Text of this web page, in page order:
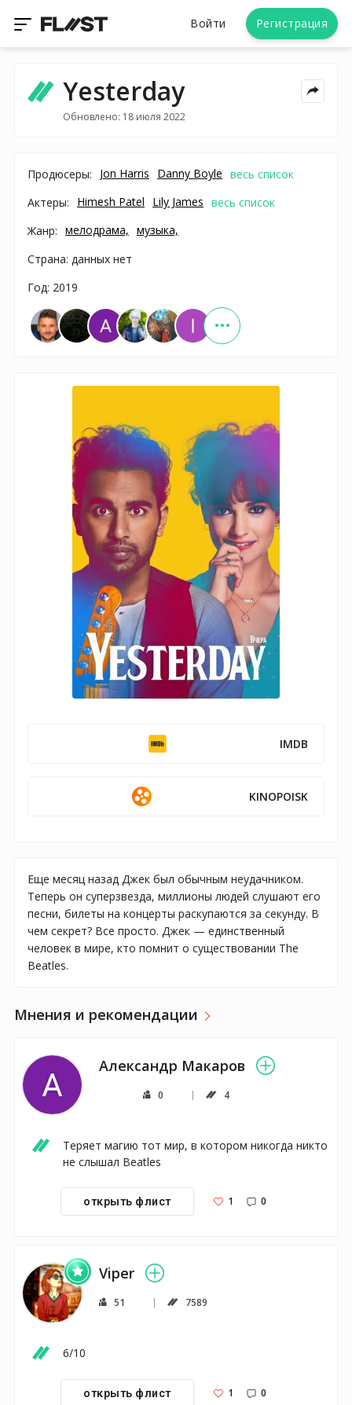
Войти Регистрация
Yesterday
Обновлено: 18 июля 2022
Продюсеры: Jon Harris Danny Boyle весь список
Актеры:
Himesh Patel Lily James весь список
Жанр: мелодрама, музыка,
Страна: данных нет
Год: 2019
IMDB
KINOPOISK
Еще месяц назад Джек был обычным неудачником.
Теперь он суперзвезда, миллионы людей слушают его
песни, билеты на концерты раскупаются за секунду. В
чем секрет? Все просто. Джек — единственный
человек в мире, кто помнит о существовании The
Beatles.
Мнения и рекомендации
Александр Макаров
0 4
Теряет магию тот мир, в котором никогда никто
не слышал Beatles
открыть флист 1 0
Viper
51 7589
6/10
открыть флист 1 0